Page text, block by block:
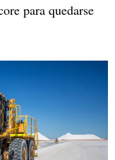
para quedarse